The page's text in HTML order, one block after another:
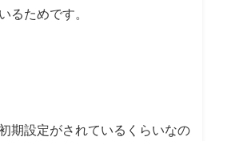
るためです。
期設定がされているくらいなの